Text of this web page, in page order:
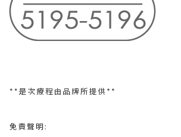
**是次療程由品牌所提供**
免責聲明: